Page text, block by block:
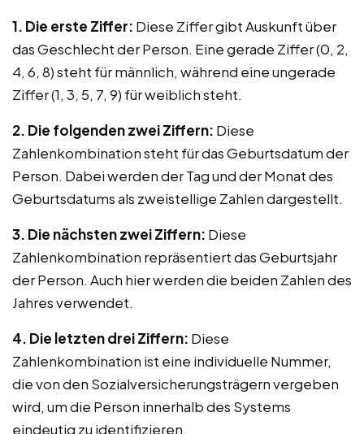
1. Die erste Ziffer: Diese Ziffer gibt Auskunft über
das Geschlecht der Person. Eine gerade Ziffer (0, 2,
4, 6, 8) steht für männlich, während eine ungerade
Ziffer (1, 3, 5, 7, 9) für weiblich steht.
2. Die folgenden zwei Ziffern: Diese
Zahlenkombination steht für das Geburtsdatum der
Person. Dabei werden der Tag und der Monat des
Geburtsdatums als zweistellige Zahlen dargestellt.
3. Die nächsten zwei Ziffern: Diese
Zahlenkombination repräsentiert das Geburtsjahr
der Person. Auch hier werden die beiden Zahlen des
Jahres verwendet.
4. Die letzten drei Ziffern: Diese
Zahlenkombination ist eine individuelle Nummer,
die von den Sozialversicherungsträgern vergeben
wird, um die Person innerhalb des Systems
eindeutig zu identifizieren.